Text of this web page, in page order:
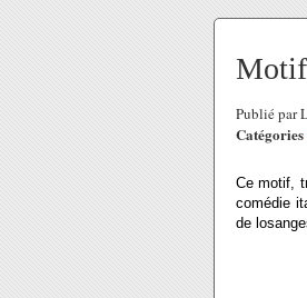
Publié par
Catégories
Ce motif,
comédie
de